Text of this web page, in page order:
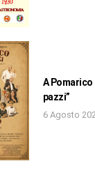
A Pomarico
pazzi”
6 Agosto